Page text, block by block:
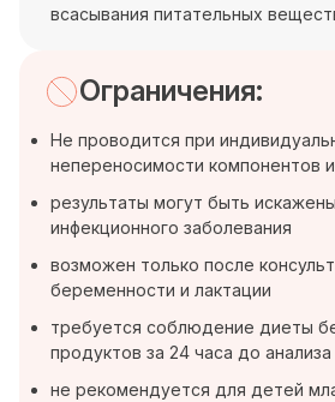
всасывания питательных
Ограничения:
Не проводится при
непереносимости компонентов
результаты могут быть
инфекционного заболевания
возможен только после
беременности и лактации
требуется соблюдение диеты
продуктов за 24 часа до анализа
не рекомендуется для детей